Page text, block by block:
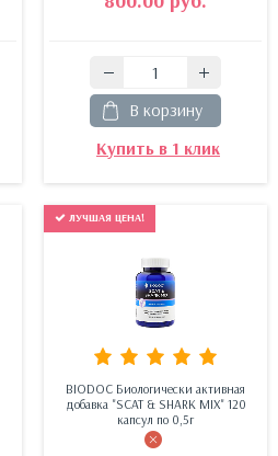
В корзину
Купить в 1 клик
ЛУЧШАЯ ЦЕНА!
BIODOC Биологически активная
добавка "SCAT & SHARK MIX" 120
капсул по 0,5г